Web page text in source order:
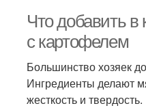
Что добавить в
с картофелем
Большинство хозяек
Ингредиенты делают
жесткость и твердость.